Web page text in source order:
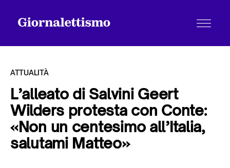
Tutti gli articoli
ATTUALITÀ
L’alleato di Salvini Geert
Wilders protesta con Conte:
«Non un centesimo all’Italia,
salutami Matteo»